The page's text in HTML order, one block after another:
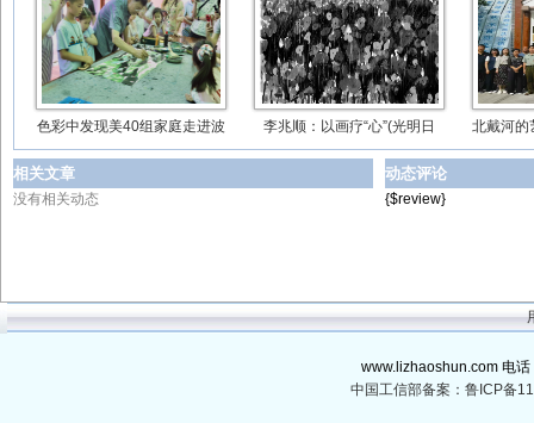
色彩中发现美40组家庭走进波 李兆顺：以画疗“心”(光明日 北戴河的
相关文章
没有相关动态
动态评论
{$review}
www.lizhaoshun.com 电
中国工信部备案：鲁ICP备